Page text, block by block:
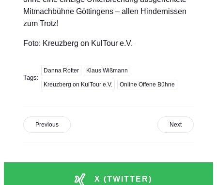
Mitmachbühne Göttingens – allen Hindernissen
zum Trotz!
Foto: Kreuzberg on KulTour e.V.
Tags:
Danna Rotter Klaus Wißmann
Kreuzberg on KulTour e.V. Online Offene Bühne
Previous Next
X (TWITTER)